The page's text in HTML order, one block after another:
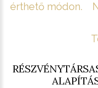
érthető módon.